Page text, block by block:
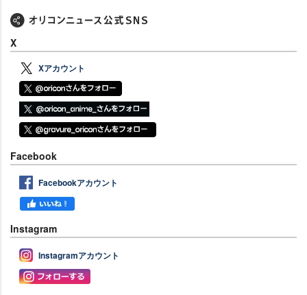
X
Xアカウント
Facebook
Facebookアカウント
Instagram
Instagramアカウント